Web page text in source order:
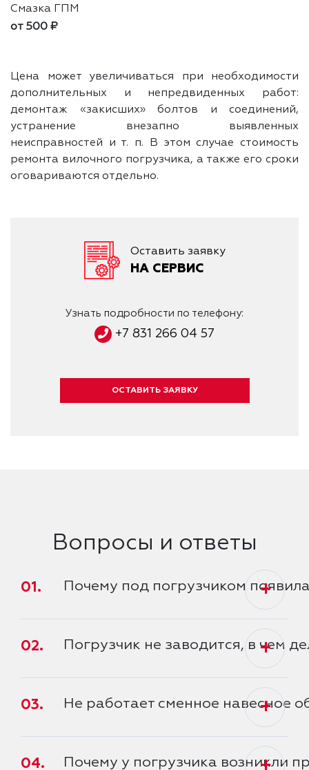
Смазка ГПМ
от 500 ₽
Цена может увеличиваться при необходимости
дополнительных и непредвиденных работ:
демонтаж «закисших» болтов и соединений,
устранение внезапно выявленных
неисправностей и т. п. В этом случае стоимость
ремонта вилочного погрузчика, а также его сроки
оговариваются отдельно.
Оставить заявку
НА СЕРВИС
Узнать подробности по телефону:
+7 831 266 04 57
ОСТАВИТЬ ЗАЯВКУ
Вопросы и ответы
+
01. Почему под погрузчиком
+
02. Погрузчик не заводится, в чем
+
03. Не работает сменное навесное
+
04. Почему у погрузчика возникли